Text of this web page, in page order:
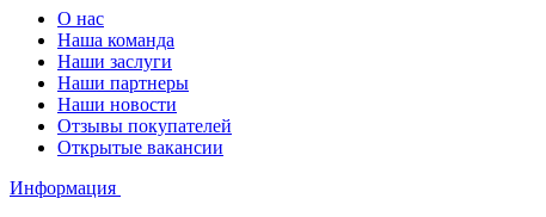
О нас
Наша команда
Наши заслуги
Наши партнеры
Наши новости
Отзывы покупателей
Открытые вакансии
Информация